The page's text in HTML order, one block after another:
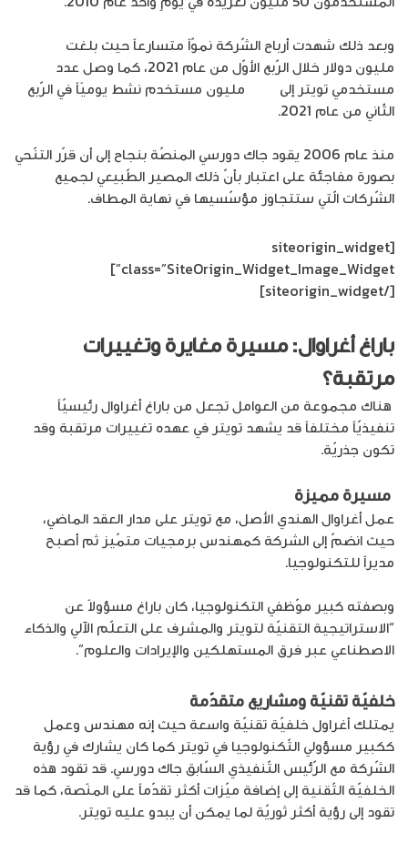
وبعد ذلك شهدت أرباح الشّركة نموّاً متسارعاً حيث بلغت
مليون دولار خلال الرّبع الأوّل من عام 2021، كما وصل عدد
مستخدمي تويتر إلى
مليون مستخدم نشط يوميًاً في الرّبع
الثّاني من عام 2021.
منذ عام 2006 يقود جاك دورسي المنصّة بنجاح إلى أن قرّر التنّحي
بصورة مفاجئة على اعتبار بأنّ ذلك المصير الطّبيعي لجميع
الشّركات الّتي ستتجاوز مؤسّسيها في نهاية المطاف.
[siteorigin_widget
class=”SiteOrigin_Widget_Image_Widget”]
[/siteorigin_widget]
باراغ أغراوال: مسيرة مغايرة وتغييرات
مرتقبة؟
هناك مجموعة من العوامل تجعل من باراغ أغراوال رئيسيّاً
تنفيذيّاً مختلفاً قد يشهد تويتر في عهده تغييرات مرتقبة وقد
تكون جذريّة.
مسيرة مميزة
عمل أغراوال الهندي الأصل، مع تويتر على مدار العقد الماضي،
حيث انضمّ إلى الشركة كمهندس برمجيات متمّيز ثم أصبح
مديراً للتكنولوجيا.
وبصفته كبير موّظفي التكنولوجيا، كان باراغ مسؤولاً عن
“الاستراتيجية التقنيّة لتويتر والمشرف على التعلّم الآلي والذكاء
الاصطناعي عبر فرق المستهلكين والإيرادات والعلوم”.
خلفيّة تقنيّة ومشاريع متقدّمة
يمتلك أغراول خلفيّة تقنيّة واسعة حيث إنه مهندس وعمل
ككبير مسؤولي التّكنولوجيا في تويتر كما كان يشارك في رؤية
الشّركة مع الرّئيس التّنفيذي السّابق جاك دورسي. قد تقود هذه
الخلفيّة التّقنية إلى إضافة ميّزات أكثر تقدّماً على المنًصة، كما قد
تقود إلى رؤية أكثر ثوريّة لما يمكن أن يبدو عليه تويتر.